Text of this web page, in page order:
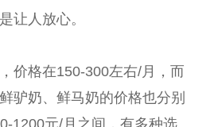
让人放心。
价格在150-300左右/月，而
驴奶、鲜马奶的价格也分别
1200元/月之间，有多种选